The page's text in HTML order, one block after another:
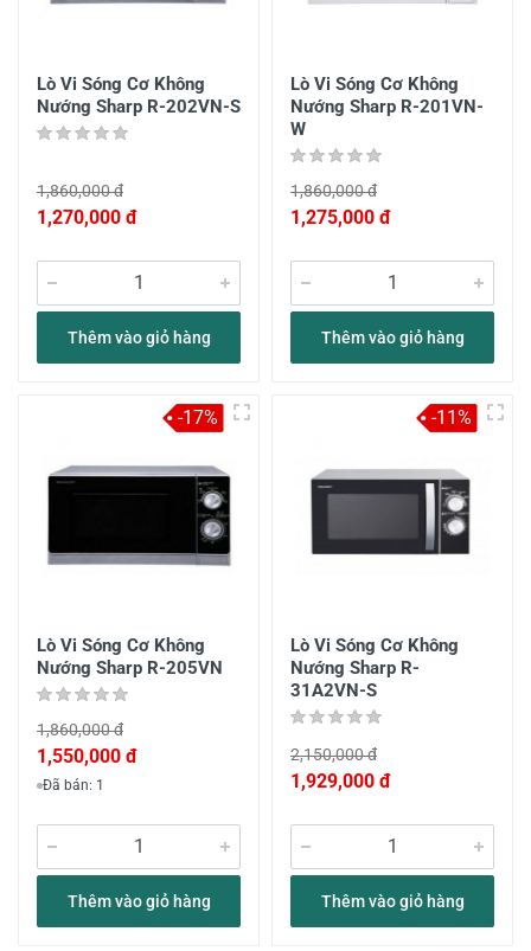
Lò Vi Sóng Cơ Không
Nướng Sharp R-202VN-S
1,860,000 đ
1,270,000 đ
Thêm vào giỏ hàng
Lò Vi Sóng Cơ Không
Nướng Sharp R-201VN-
W
1,860,000 đ
1,275,000 đ
Thêm vào giỏ hàng
Lò Vi Sóng Cơ Không
Nướng Sharp R-205VN
1,860,000 đ
1,550,000 đ
Đã bán: 1
Thêm vào giỏ hàng
-17%
Lò Vi Sóng Cơ Không
Nướng Sharp R-
31A2VN-S
2,150,000 đ
1,929,000 đ
Thêm vào giỏ hàng
-11%